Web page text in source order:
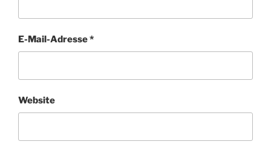
E-Mail-Adresse*
Website